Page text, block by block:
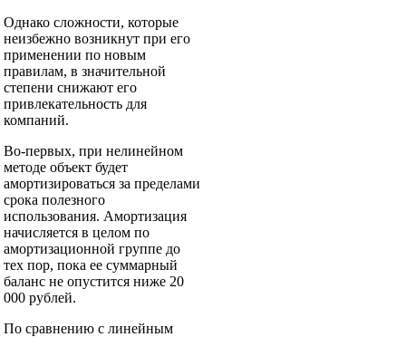
Однако сложности, которые
неизбежно возникнут при его
применении по новым
правилам, в значительной
степени снижают его
привлекательность для
компаний.
Во-первых, при нелинейном
методе объект будет
амортизироваться за пределами
срока полезного
использования. Амортизация
начисляется в целом по
амортизационной группе до
тех пор, пока ее суммарный
баланс не опустится ниже 20
000 рублей.
По сравнению с линейным